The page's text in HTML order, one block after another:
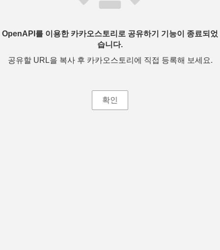
OpenAPI를 이용한 카카오스토리로 공유하기 기능이 종료되었
습니다.
공유할 URL을 복사 후 카카오스토리에 직접 등록해 보세요.
확인